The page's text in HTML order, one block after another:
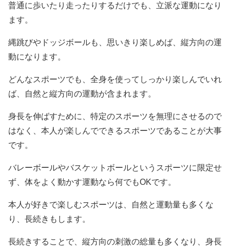
普通に歩いたり走ったりするだけでも、立派な運動になり
ます。
縄跳びやドッジボールも、思いきり楽しめば、縦方向の運
動になります。
どんなスポーツでも、全身を使ってしっかり楽しんでいれ
ば、自然と縦方向の運動が含まれます。
身長を伸ばすために、特定のスポーツを無理にさせるので
はなく、本人が楽しんでできるスポーツであることが大事
です。
バレーボールやバスケットボールというスポーツに限定せ
ず、体をよく動かす運動なら何でもOKです。
本人が好きで楽しむスポーツは、自然と運動量も多くな
り、長続きもします。
長続きすることで、縦方向の刺激の総量も多くなり、身長